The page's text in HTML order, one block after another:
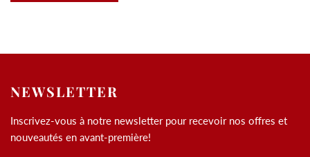
NEWSLETTER
Inscrivez-vous à notre newsletter pour recevoir nos offres et
nouveautés en avant-première!